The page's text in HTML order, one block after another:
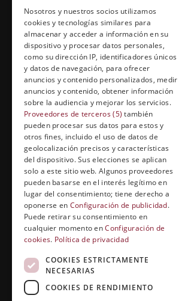
Información Legal
Política de Cookies
FORMACIÓN Y ENTRETENIMIENTO
Formación abierta
Cuídate con Grupo Esneca
Entrevistas profesionales
EL RINCÓN DEL ALUMNO
Conócenos
Preguntas y respuestas
Clases virtuales
Nosotros y nuestros socios utilizamos
cookies y tecnologías similares para
almacenar y acceder a información en su
dispositivo y procesar datos personales,
como su dirección IP, identificadores únicos
y datos de navegación, para ofrecer
anuncios y contenido personalizados, medir
anuncios y contenido, obtener información
sobre la audiencia y mejorar los servicios.
Proveedores de terceros (5) también
pueden procesar sus datos para estos y
otros fines, incluido el uso de datos de
geolocalización precisos y características
del dispositivo. Sus elecciones se aplican
solo a este sitio web. Algunos proveedores
pueden basarse en el interés legítimo en
lugar del consentimiento; tiene derecho a
oponerse en Configuración de publicidad.
Puede retirar su consentimiento en
cualquier momento enConfiguración de
cookies. Política de privacidad
COOKIES ESTRICTAMENTE
NECESARIAS
COOKIES DE RENDIMIENTO